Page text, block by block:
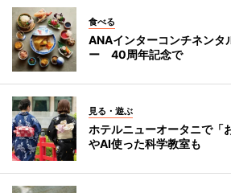
食べる
ANAインターコンチネンタ
ー 40周年記念で
見る・遊ぶ
ホテルニューオータニで
やAI使った科学教室も